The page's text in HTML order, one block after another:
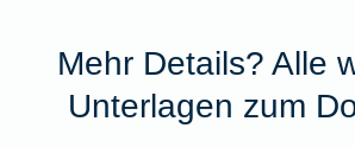
Mehr Details? Alle
Unterlagen zum